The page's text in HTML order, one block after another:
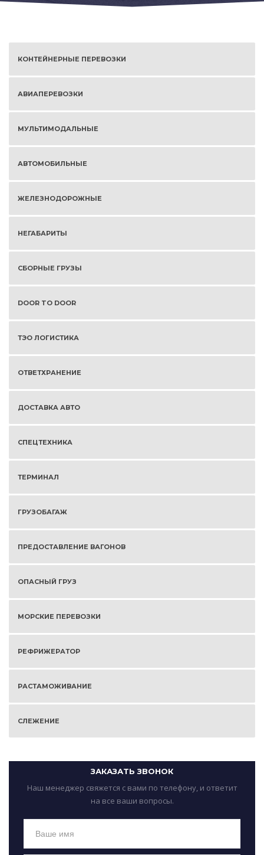
КОНТЕЙНЕРНЫЕ ПЕРЕВОЗКИ
АВИАПЕРЕВОЗКИ
МУЛЬТИМОДАЛЬНЫЕ
АВТОМОБИЛЬНЫЕ
ЖЕЛЕЗНОДОРОЖНЫЕ
НЕГАБАРИТЫ
СБОРНЫЕ ГРУЗЫ
DOOR TO DOOR
ТЭО ЛОГИСТИКА
ОТВЕТХРАНЕНИЕ
ДОСТАВКА АВТО
СПЕЦТЕХНИКА
ТЕРМИНАЛ
ГРУЗОБАГАЖ
ПРЕДОСТАВЛЕНИЕ ВАГОНОВ
ОПАСНЫЙ ГРУЗ
МОРСКИЕ ПЕРЕВОЗКИ
РЕФРИЖЕРАТОР
РАСТАМОЖИВАНИЕ
СЛЕЖЕНИЕ
ЗАКАЗАТЬ ЗВОНОК
Наш менеджер свяжется с вами по телефону, и ответит
на все ваши вопросы.